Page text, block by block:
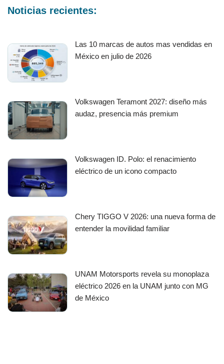
Noticias recientes:
Las 10 marcas de autos mas vendidas en
México en julio de 2026
Volkswagen Teramont 2027: diseño más
audaz, presencia más premium
Volkswagen ID. Polo: el renacimiento
eléctrico de un icono compacto
Chery TIGGO V 2026: una nueva forma de
entender la movilidad familiar
UNAM Motorsports revela su monoplaza
eléctrico 2026 en la UNAM junto con MG
de México